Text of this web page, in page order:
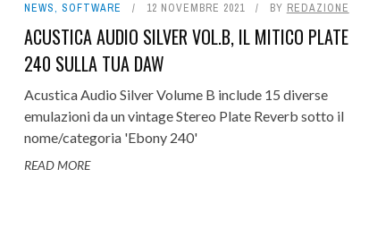
NEWS, SOFTWARE 12 NOVEMBRE 2021 BY REDAZIONE
ACUSTICA AUDIO SILVER VOL.B, IL MITICO PLATE
240 SULLA TUA DAW
Acustica Audio Silver Volume B include 15 diverse
emulazioni da un vintage Stereo Plate Reverb sotto il
nome/categoria 'Ebony 240'
READ MORE